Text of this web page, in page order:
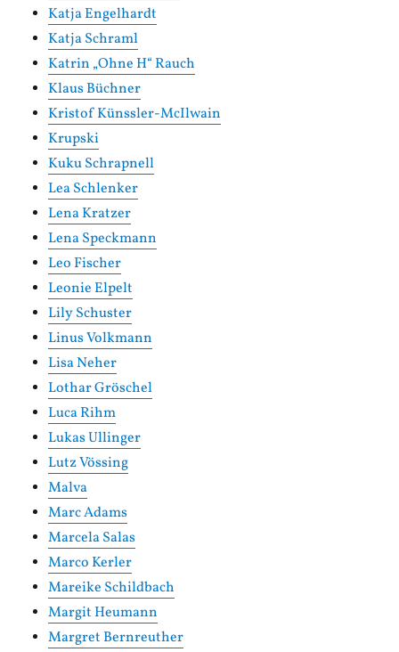
Katja Engelhardt
Katja Schraml
Katrin „Ohne H“ Rauch
Klaus Büchner
Kristof Künssler-McIlwain
Krupski
Kuku Schrapnell
Lea Schlenker
Lena Kratzer
Lena Speckmann
Leo Fischer
Leonie Elpelt
Lily Schuster
Linus Volkmann
Lisa Neher
Lothar Gröschel
Luca Rihm
Lukas Ullinger
Lutz Vössing
Malva
Marc Adams
Marcela Salas
Marco Kerler
Mareike Schildbach
Margit Heumann
Margret Bernreuther